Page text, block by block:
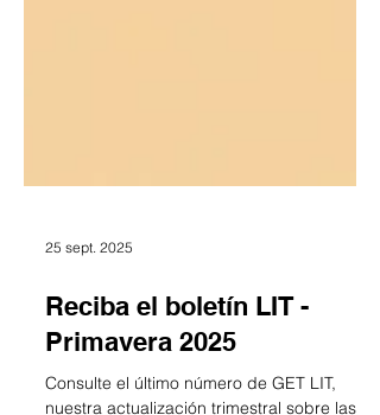
25 sept. 2025
Primavera 2025